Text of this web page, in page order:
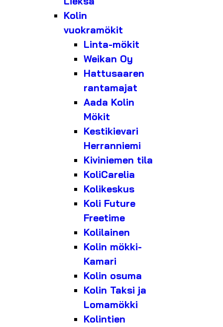
Kolin
vuokramökit
Linta-mökit
Weikan Oy
Hattusaaren
rantamajat
Aada Kolin
Mökit
Kestikievari
Herranniemi
Kiviniemen tila
KoliCarelia
Kolikeskus
Koli Future
Freetime
Kolilainen
Kolin mökki-
Kamari
Kolin osuma
Kolin Taksi ja
Lomamökki
Kolintien